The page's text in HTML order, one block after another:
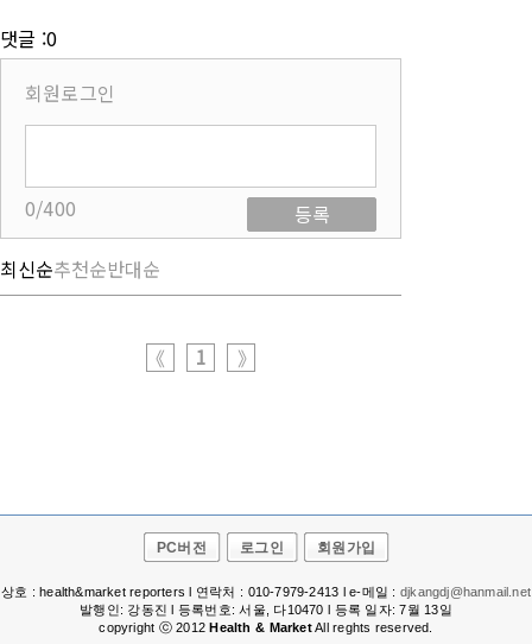
댓글 :0
회원로그인
0/400
등록
최신순추천순반대순
《 1 》
PC버전 로그인 회원가입
상호 : health&market reporters l 연락처 : 010-7979-2413 l e-메일 :djkangdj@hanmail.net
발행인: 강동진 l 등록번호: 서울, 다10470 l 등록 일자: 7월 13일
copyright ⓒ 2012Health & MarketAll reghts reserved.